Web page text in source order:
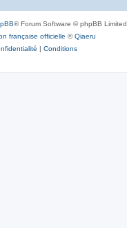
® Forum Software © phpBB Limited
française officielle ©Qiaeru
| Conditions